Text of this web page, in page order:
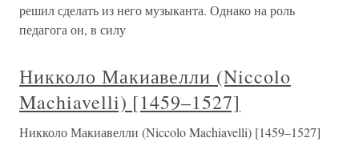
решил сделать из него музыканта. Однако на роль
педагога он, в силу
Никколо Макиавелли (Niccolo
Machiavelli) [1459–1527]
Никколо Макиавелли (Niccolo Machiavelli) [1459–1527]